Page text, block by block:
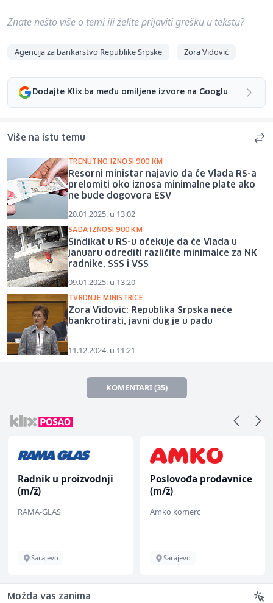
Znate nešto više o temi ili želite prijaviti grešku u tekstu?
Agencija za bankarstvo Republike Srpske Zora Vidović
Dodajte Klix.ba među omiljene izvore na Googlu
Više na istu temu
TRENUTNO IZNOSI 900 KM
Resorni ministar najavio da će Vlada RS-a
prelomiti oko iznosa minimalne plate ako
ne bude dogovora ESV
20.01.2025. u 13:02
SADA IZNOSI 900 KM
Sindikat u RS-u očekuje da će Vlada u
januaru odrediti različite minimalce za NK
radnike, SSS i VSS
09.01.2025. u 13:20
TVRDNJE MINISTRICE
Zora Vidović: Republika Srpska neće
bankrotirati, javni dug je u padu
11.12.2024. u 11:21
KOMENTARI (35)
Radnik u proizvodnji
(m/ž)
RAMA-GLAS
Sarajevo
Poslovođa prodavnice
(m/ž)
Amko komerc
Sarajevo
Možda vas zanima